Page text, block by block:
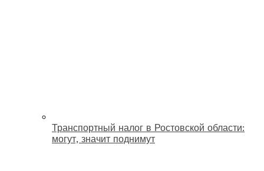
Транспортный налог в Ростовской области:
могут, значит поднимут